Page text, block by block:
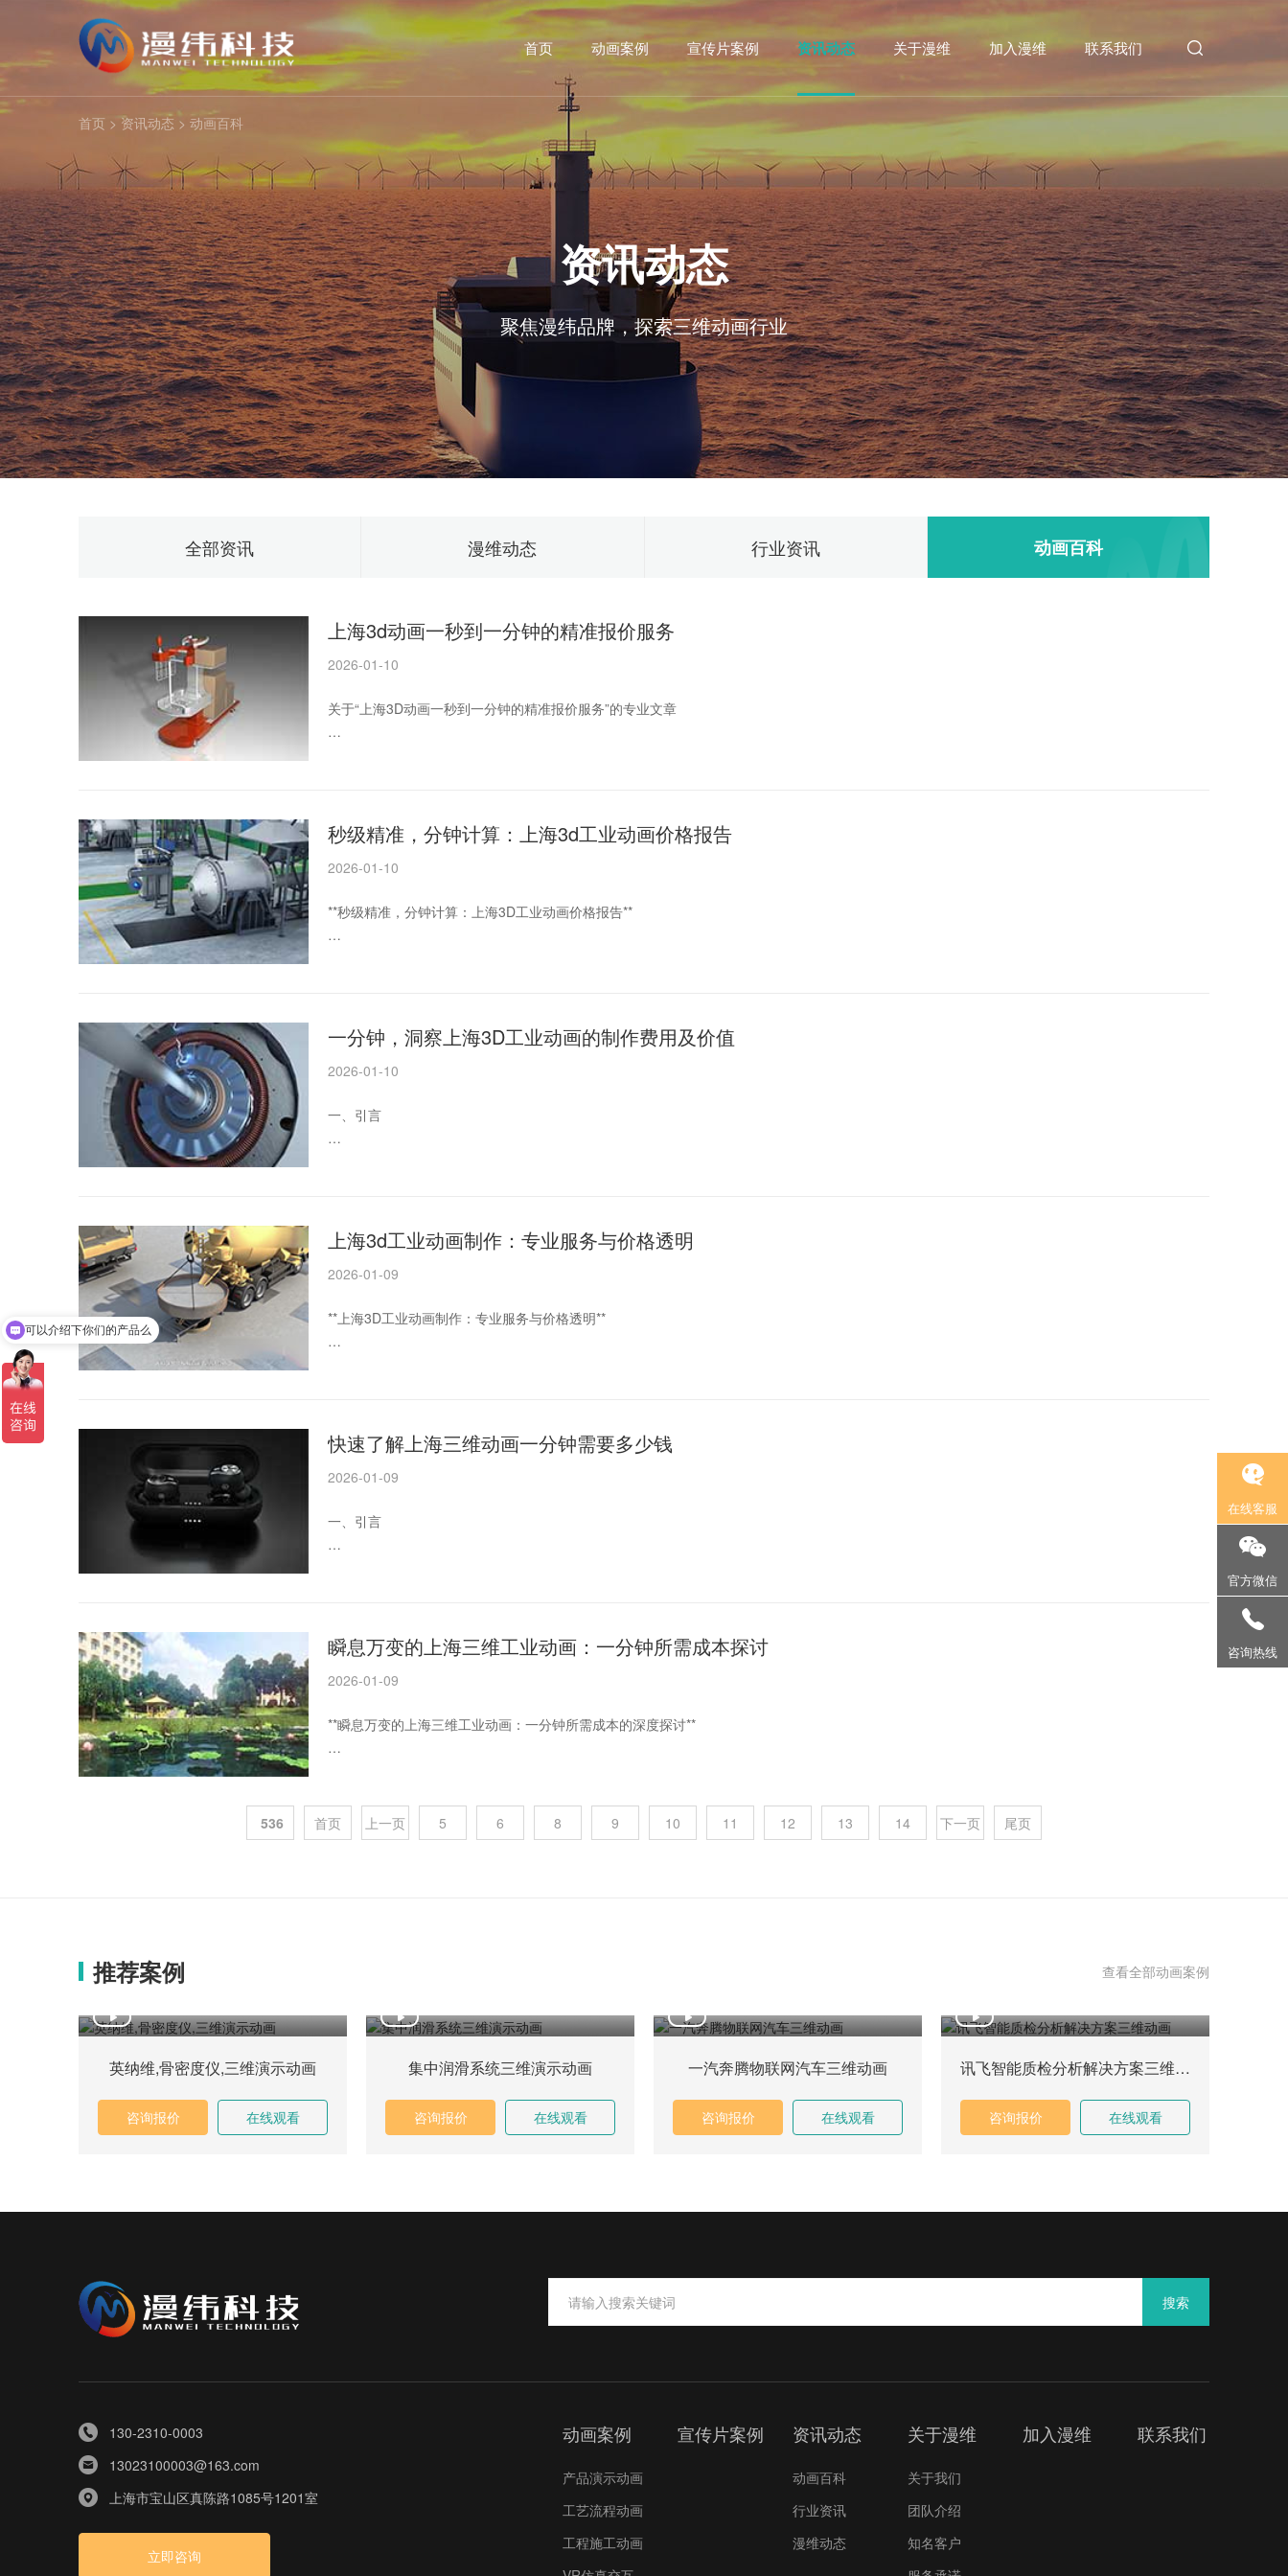
首页 动画案例 宣传片案例 资讯动态 关于漫维 加入漫维 联系我们
首页 > 资讯动态 > 动画百科
资讯动态
聚焦漫纬品牌，探索三维动画行业
全部资讯 漫维动态 行业资讯 动画百科
上海3d动画一秒到一分钟的精准报价服务
2026-01-10
关于“上海3D动画一秒到一分钟的精准报价服务”的专业文章
为国内的一线城市，其3D动画制作水平一直处于行业前列。为了满足不同客户的需求，上海的3D动画制作公司提供了从一秒到一分钟的精准报价服
务，以帮助客户在预算范围内实现最佳的效果。
秒级精准，分钟计算：上海3d工业动画价格报告
2026-01-10
**秒级精准，分钟计算：上海3D工业动画价格报告**
水平一直处于行业前沿。本文将针对上海地区的3D工业动画价格进行深入分析，力求做到秒级精准、分钟计算的细致报告，为相关企业和个人提供有
价值的参考。
3D工业动画是一种
一分钟，洞察上海3D工业动画的制作费用及价值
2026-01-10
一、引言
二、上海3D工业动画制作费用
1. 制作成本构成
上海3D工业动画的制作费用主要包括以下几个方面：
上海3d工业动画制作：专业服务与价格透明
2026-01-09
**上海3D工业动画制作：专业服务与价格透明**
一、上海3D工业动画制作的专业服务
上海的3D工业
快速了解上海三维动画一分钟需要多少钱
2026-01-09
一、引言
二、上海三维动画制作的价格因素
瞬息万变的上海三维工业动画：一分钟所需成本探讨
2026-01-09
**瞬息万变的上海三维工业动画：一分钟所需成本的深度探讨**
在快速发展的现代工业时代，上海作为中国经济的引擎，其工业动画制作水平一直处于行业前沿。瞬息万变的上海三维工业动画，以其逼真的画面、
生动的动态效果，为工业产品的展示和工艺流程的解析提供了强有力的视觉支持。本文将就上海地区制作一分钟三维工业动画的成本进行深入的探
536 首页 上一页 5 6 8 9 10 11 12 13 14 下一页 尾页
推荐案例 查看全部动画案例
英纳维,骨密度仪,三维演示动画
咨询报价 在线观看
集中润滑系统三维演示动画
咨询报价 在线观看
一汽奔腾物联网汽车三维动画
咨询报价 在线观看
讯飞智能质检分析解决方案三维动画
咨询报价 在线观看
搜索
130-2310-0003
13023100003@163.com
上海市宝山区真陈路1085号1201室
立即咨询
动画案例
产品演示动画
工艺流程动画
工程施工动画
宣传片案例 资讯动态
动画百科
行业资讯
漫维动态
关于漫维
关于我们
团队介绍
知名客户
加入漫维 联系我们
在线客服
官方微信
咨询热线
可以介绍下你们的产品么
你们是怎么收费的呢